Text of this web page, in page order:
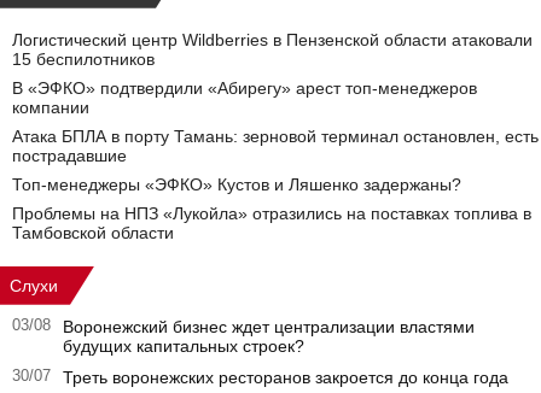
Логистический центр Wildberries в Пензенской области атаковали
15 беспилотников
В «ЭФКО» подтвердили «Абирегу» арест топ-менеджеров
компании
Атака БПЛА в порту Тамань: зерновой терминал остановлен, есть
пострадавшие
Топ-менеджеры «ЭФКО» Кустов и Ляшенко задержаны?
Проблемы на НПЗ «Лукойла» отразились на поставках топлива в
Тамбовской области
Слухи
03/08
Воронежский бизнес ждет централизации властями
будущих капитальных строек?
30/07 Треть воронежских ресторанов закроется до конца года